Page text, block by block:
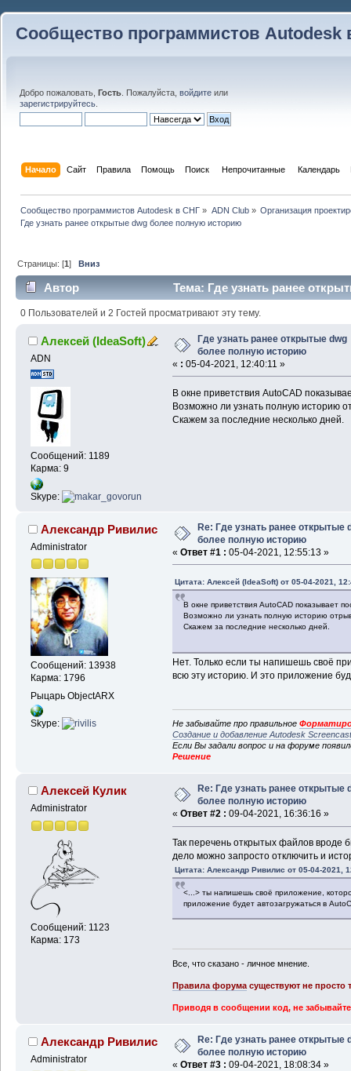
Сообщество программистов Autodesk
Добро пожаловать, Гость . Пожалуйста, войдите или
зарегистрируйтесь
Начало Сайт Правила Помощь Поиск Непрочитанные Календарь
Сообщество программистов Autodesk в СНГ » ADN Club» Организация
Где узнать ранее открытые dwg более полную историю
Страницы: [1]Вниз
Автор
Тема: Где узнать ранее
(Прочитано 36957 раз)
0 Пользователей и 2 Гостей просматривают эту тему.
Алексей (IdeaSoft)
ADN
Сообщений: 1189
Карма: 9
Skype:
Где узнать ранее открытые dwg
более полную историю
« : 05-04-2021, 12:40:11 »
В окне приветствия AutoCAD
Возможно ли узнать полную историю
Скажем за последние несколько дней.
Александр Ривилис
Administrator
Сообщений: 13938
Карма: 1796
Рыцарь ObjectARX
Skype:
Re: Где узнать ранее открытые
более полную историю
« Ответ #1 : 05-04-2021, 12:55:13 »
Цитата: Алексей (IdeaSoft) от 05-04-2021,
В окне приветствия AutoCAD показывает
Возможно ли узнать полную историю
Скажем за последние несколько дней.
Нет. Только если ты напишешь своё
всю эту историю. И это приложение
Не забывайте про правильное
Создание и добавление Autodesk
Если Вы задали вопрос и на форуме
Решение
Алексей Кулик
Administrator
Сообщений: 1123
Карма: 173
Re: Где узнать ранее открытые
более полную историю
« Ответ #2 : 09-04-2021, 16:36:16 »
Так перечень открытых файлов вроде
дело можно запросто отключить и
Цитата: Александр Ривилис от 05-04-2021,
<...> ты напишешь своё приложение,
приложение будет автозагружаться в
Все, что сказано - личное мнение.
Правила форумасуществуют не просто
Приводя в сообщении код, не
Александр Ривилис
Administrator
Re: Где узнать ранее открытые
более полную историю
« Ответ #3 : 09-04-2021, 18:08:34 »